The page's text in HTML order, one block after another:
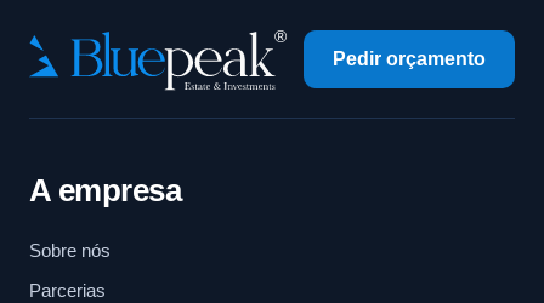
Pedir orçamento
A empresa
Sobre nós
Parcerias